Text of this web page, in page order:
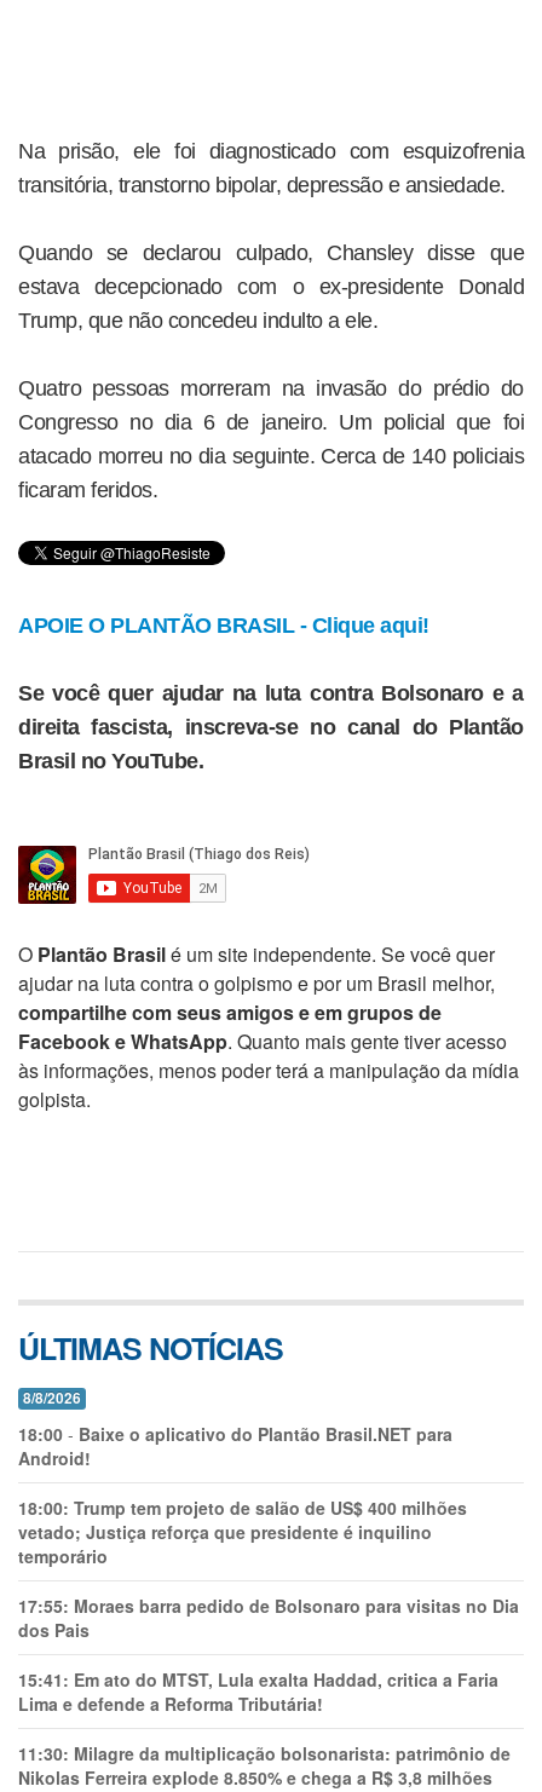
Na prisão, ele foi diagnosticado com esquizofrenia
transitória, transtorno bipolar, depressão e ansiedade.
Quando se declarou culpado, Chansley disse que
estava decepcionado com o ex-presidente Donald
Trump, que não concedeu indulto a ele.
Quatro pessoas morreram na invasão do prédio do
Congresso no dia 6 de janeiro. Um policial que foi
atacado morreu no dia seguinte. Cerca de 140 policiais
ficaram feridos.
APOIE O PLANTÃO BRASIL - Clique aqui!
Se você quer ajudar na luta contra Bolsonaro e a
direita fascista, inscreva-se no canal do Plantão
Brasil no YouTube.
O Plantão Brasilé um site independente. Se você quer
ajudar na luta contra o golpismo e por um Brasil melhor,
compartilhe com seus amigos e em grupos de
Facebook e WhatsApp. Quanto mais gente tiver acesso
às informações, menos poder terá a manipulação da mídia
golpista.
ÚLTIMAS NOTÍCIAS
8/8/2026
18:00 - Baixe o aplicativo do Plantão Brasil.NET para
Android!
18:00: Trump tem projeto de salão de US$ 400 milhões
vetado; Justiça reforça que presidente é inquilino
temporário
17:55: Moraes barra pedido de Bolsonaro para visitas no Dia
dos Pais
15:41: Em ato do MTST, Lula exalta Haddad, critica a Faria
Lima e defende a Reforma Tributária!
11:30: Milagre da multiplicação bolsonarista: patrimônio de
Nikolas Ferreira explode 8.850% e chega a R$ 3,8 milhões